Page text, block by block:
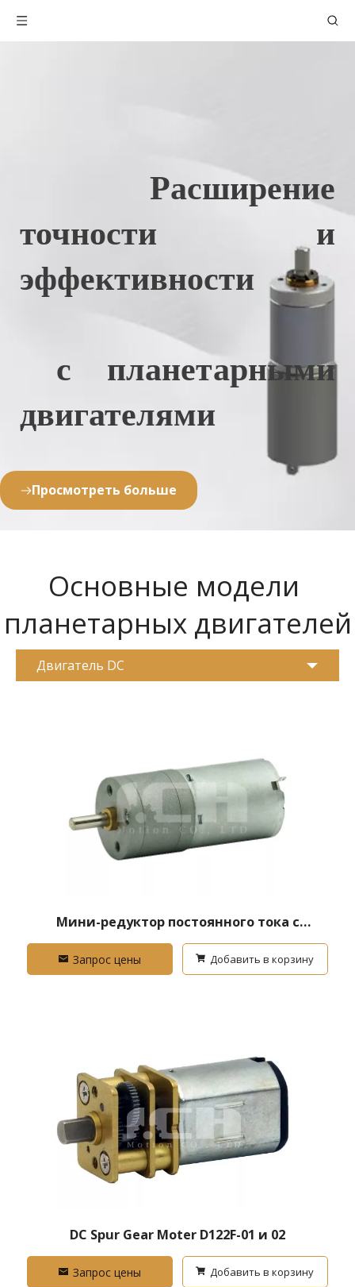
точности и
эффективности
с планетарными
двигателями
Просмотреть больше
Основные модели
планетарных двигателей
Двигатель DC
Мини-редуктор постоянного тока с
высоким крутящим моментом
Запрос цены Добавить в корзину
DC Spur Gear Moter D122F-01 и 02
Запрос цены Добавить в корзину